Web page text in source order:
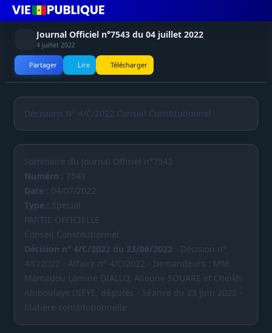
Journal Officiel n°7543 du 04 juillet 2022
4 juillet 2022
Partager Lire Télécharger
Décisions N° 4/C/2022 Conseil Constitutionnel
Sommaire du Journal Officiel n°7543
Numéro : 7543
Date : 04/07/2022
Type : Spécial
PARTIE OFFICIELLE
Conseil Constitutionnel
Décision n° 4/C/2022 du 23/06/2022 - Décision n°
4/C/2022 - Affaire n° 4/C/2022 - Demandeurs : MM.
Mamadou Lamine DIALLO, Alioune SOUARE et Cheikh
Abiboulaye DIEYE, députés - Séance du 23 juin 2022 -
Matière constitutionnelle